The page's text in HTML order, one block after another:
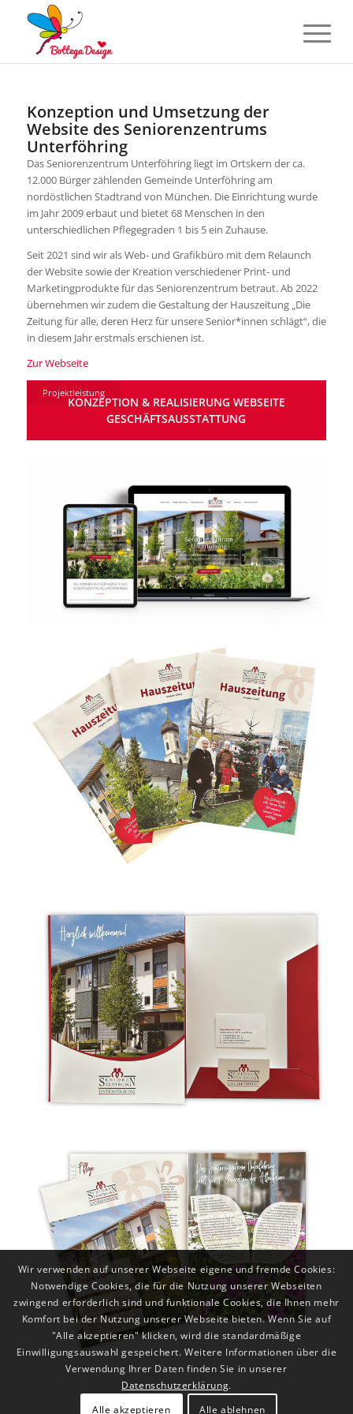
Konzeption und Umsetzung der
Website des Seniorenzentrums
Unterföhring
Das Seniorenzentrum Unterföhring liegt im Ortskern der ca.
12.000 Bürger zählenden Gemeinde Unterföhring am
nordöstlichen Stadtrand von München. Die Einrichtung wurde
im Jahr 2009 erbaut und bietet 68 Menschen in den
unterschiedlichen Pflegegraden 1 bis 5 ein Zuhause.
Seit 2021 sind wir als Web- und Grafikbüro mit dem Relaunch
der Website sowie der Kreation verschiedener Print- und
Marketingprodukte für das Seniorenzentrum betraut. Ab 2022
übernehmen wir zudem die Gestaltung der Hauszeitung „Die
Zeitung für alle, deren Herz für unsere Senior*innen schlägt“, die
in diesem Jahr erstmals erschienen ist.
Zur Webseite
Projektleistung
KONZEPTION & REALISIERUNG WEBSEITE
GESCHÄFTSAUSSTATTUNG
Wir verwenden auf unserer Webseite eigene und fremde Cookies:
Notwendige Cookies, die für die Nutzung unserer Webseiten
zwingend erforderlich sind und funktionale Cookies, die Ihnen mehr
Komfort bei der Nutzung unserer Webseite bieten. Wenn Sie auf
"Alle akzeptieren" klicken, wird die standardmäßige
Einwilligungsauswahl gespeichert. Weitere Informationen über die
Verwendung Ihrer Daten finden Sie in unserer
Datenschutzerklärung.
Alle akzeptieren
Alle ablehnen